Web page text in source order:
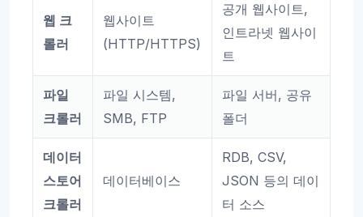
웹 크
롤러
웹사이트
(HTTP/HTTPS)
공개 웹사이트,
인트라넷 웹사이
트
파일
크롤러
파일 시스템,
SMB, FTP
파일 서버, 공유
폴더
데이터
스토어
크롤러
데이터베이스
RDB, CSV,
JSON 등의 데이
터 소스